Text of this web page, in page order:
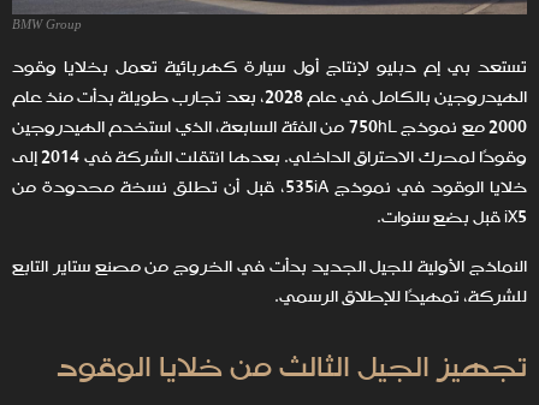
BMW Group
تستعد بي إم دبليو لإنتاج أول سيارة كهربائية تعمل بخلايا وقود
الهيدروجين بالكامل في عام 2028، بعد تجارب طويلة بدأت منذ عام
2000 مع نموذج 750hL من الفئة السابعة، الذي استخدم الهيدروجين
وقودًا لمحرك الاحتراق الداخلي. بعدها انتقلت الشركة في 2014 إلى
خلايا الوقود في نموذج 535iA، قبل أن تطلق نسخة محدودة من
iX5 قبل بضع سنوات.
النماذج الأولية للجيل الجديد بدأت في الخروج من مصنع ستاير التابع
للشركة، تمهيدًا للإطلاق الرسمي.
تجهيز الجيل الثالث من خلايا الوقود